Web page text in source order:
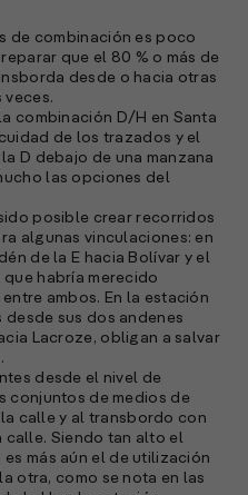
de combinación es poco
que el 80 % o más de
desde o hacia otras
veces.
combinación D/H en Santa
de los trazados y el
D debajo de una manzana
las opciones del
posible crear recorridos
algunas vinculaciones: en
de la E hacia Bolívar y el
que habría merecido
ambos. En la estación
sus dos andenes
Lacroze, obligan a salvar
desde el nivel de
conjuntos de medios de
calle y al transbordo con
calle. Siendo tan alto el
más aún el de utilización
otra, como se nota en las